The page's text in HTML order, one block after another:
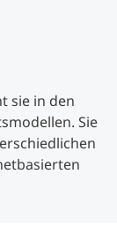
sie in den
Sie